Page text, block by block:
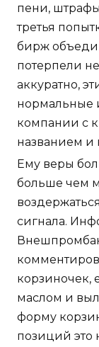
пени,
третья
бирж
потерпели
аккуратно,
нормальные
компании с
названием и
Ему веры
больше чем
сигнала.
корзиночек,
маслом и
форму
позиций это